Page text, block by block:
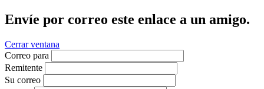
Envíe por correo este enlace a un amigo.
Cerrar ventana
Correo para
Remitente
Su correo